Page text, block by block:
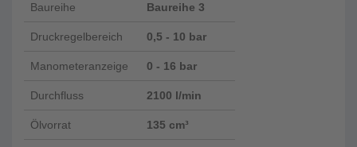
Baureihe Baureihe 3
Druckregelbereich 0,5 - 10 bar
Manometeranzeige 0 - 16 bar
Durchfluss 2100 l/min
Ölvorrat 135 cm³